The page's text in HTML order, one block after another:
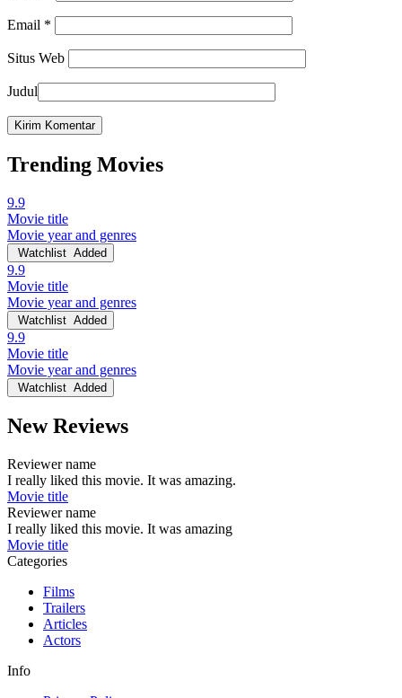
Email *
Situs Web
Judul
Trending Movies
9.9
Movie title
Movie year and genres
Watchlist Added
9.9
Movie title
Movie year and genres
Watchlist Added
9.9
Movie title
Movie year and genres
Watchlist Added
New Reviews
Reviewer name
I really liked this movie. It was amazing.
Movie title
Reviewer name
I really liked this movie. It was amazing
Movie title
Categories
Films
Trailers
Articles
Actors
Info